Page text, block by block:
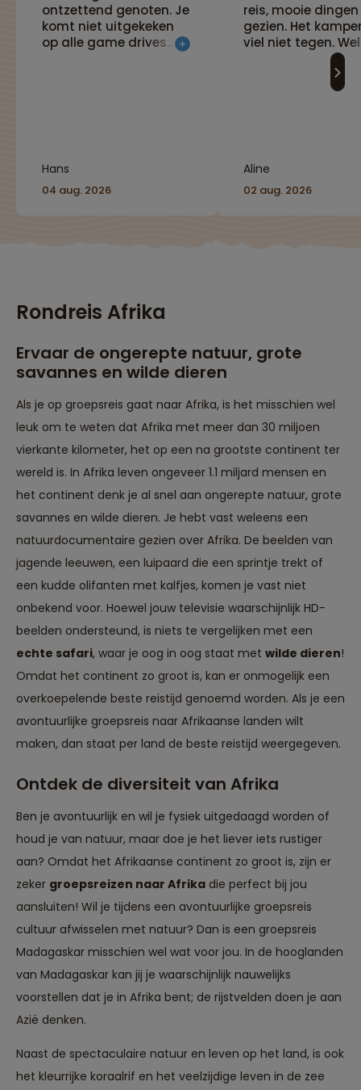
ontzettend genoten. Je
komt niet uitgekeken
op alle game drives.
Afrikaans wild houdt
dan is deze reis een
Hans
04 aug. 2026
reis, mooie dingen
gezien. Het
viel niet tegen.
reisdagen en
Aline
02 aug. 2026
Rondreis Afrika
Ervaar de ongerepte natuur, grote
savannes en wilde dieren
Als je op groepsreis gaat naar Afrika, is het misschien wel
leuk om te weten dat Afrika met meer dan 30 miljoen
vierkante kilometer, het op een na grootste continent ter
wereld is. In Afrika leven ongeveer 1.1 miljard mensen en
het continent denk je al snel aan ongerepte natuur, grote
savannes en wilde dieren. Je hebt vast weleens een
natuurdocumentaire gezien over Afrika. De beelden van
jagende leeuwen, een luipaard die een sprintje trekt of
een kudde olifanten met kalfjes, komen je vast niet
onbekend voor. Hoewel jouw televisie waarschijnlijk HD-
beelden ondersteund, is niets te vergelijken met een
echte safari, waar je oog in oog staat met wilde dieren!
Omdat het continent zo groot is, kan er onmogelijk een
overkoepelende beste reistijd genoemd worden. Als je een
avontuurlijke groepsreis naar Afrikaanse landen wilt
maken, dan staat per land de beste reistijd weergegeven.
Ontdek de diversiteit van Afrika
Ben je avontuurlijk en wil je fysiek uitgedaagd worden of
houd je van natuur, maar doe je het liever iets rustiger
aan? Omdat het Afrikaanse continent zo groot is, zijn er
zeker groepsreizen naar Afrika die perfect bij jou
aansluiten! Wil je tijdens een avontuurlijke groepsreis
cultuur afwisselen met natuur? Dan is een groepsreis
Madagaskar misschien wel wat voor jou. In de hooglanden
van Madagaskar kan jij je waarschijnlijk nauwelijks
voorstellen dat je in Afrika bent; de rijstvelden doen je aan
Azië denken.
Naast de spectaculaire natuur en leven op het land, is ook
het kleurrijke koraalrif en het veelzijdige leven in de zee